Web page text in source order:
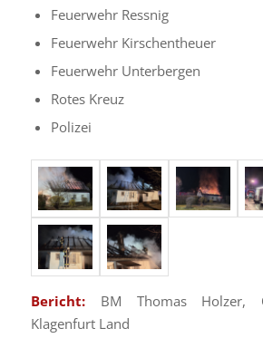
Feuerwehr Ressnig
Feuerwehr Kirschentheuer
Feuerwehr Unterbergen
Rotes Kreuz
Polizei
Bericht:BM Thomas Holzer,
Klagenfurt Land